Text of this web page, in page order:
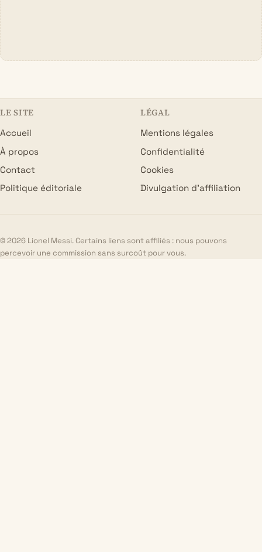
LE SITE
Accueil
À propos
Contact
Politique éditoriale
LÉGAL
Mentions légales
Confidentialité
Cookies
Divulgation d’affiliation
© 2026 Lionel Messi. Certains liens sont affiliés : nous pouvons
percevoir une commission sans surcoût pour vous.